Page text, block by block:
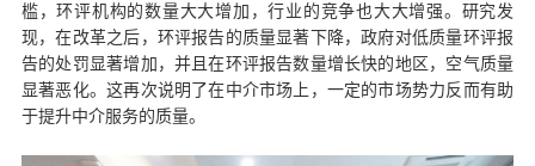
槛，环评机构的数量大大增加，行业的竞争也大大增强。研究发
现，在改革之后，环评报告的质量显著下降，政府对低质量环评报
告的处罚显著增加，并且在环评报告数量增长快的地区，空气质量
显著恶化。这再次说明了在中介市场上，一定的市场势力反而有助
于提升中介服务的质量。